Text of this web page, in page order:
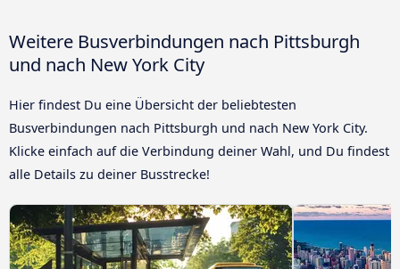
Weitere Busverbindungen nach Pittsburgh
und nach New York City
Hier findest Du eine Übersicht der beliebtesten
Busverbindungen nach Pittsburgh und nach New York City.
Klicke einfach auf die Verbindung deiner Wahl, und Du findest
alle Details zu deiner Busstrecke!